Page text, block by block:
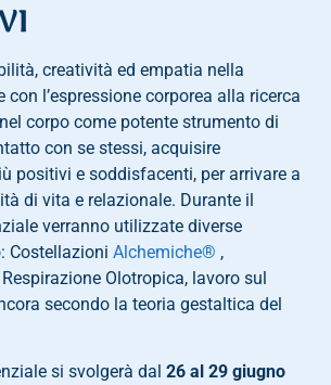
creatività ed empatia nella
con l’espressione corporea alla ricerca
corpo come potente strumento di
con se stessi, acquisire
positivi e soddisfacenti, per arrivare a
di vita e relazionale. Durante il
verranno utilizzate diverse
Costellazioni Alchemiche® ,
Respirazione Olotropica, lavoro sul
secondo la teoria gestaltica del
si svolgerà dal 26 al 29 giugno